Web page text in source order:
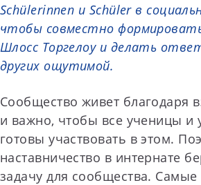
Schülerinnen и Schüler в
чтобы совместно
Шлосс Торгелоу и делать
других ощутимой.
Сообщество живет благодаря
и важно, чтобы все ученицы и
готовы участвовать в этом.
наставничество в интернате
задачу для сообщества.